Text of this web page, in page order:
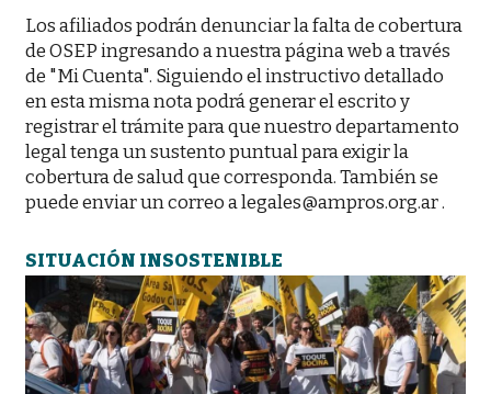
Los afiliados podrán denunciar la falta de cobertura
de OSEP ingresando a nuestra página web a través
de "Mi Cuenta". Siguiendo el instructivo detallado
en esta misma nota podrá generar el escrito y
registrar el trámite para que nuestro departamento
legal tenga un sustento puntual para exigir la
cobertura de salud que corresponda. También se
puede enviar un correo a legales@ampros.org.ar .
SITUACIÓN INSOSTENIBLE